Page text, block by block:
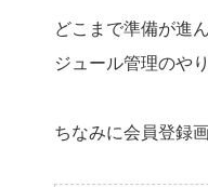
どこまで準備が進
ジュール管理のや
ちなみに会員登録